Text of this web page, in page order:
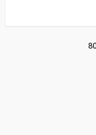
تحت بارگذاری لرزه...
گرمایش از کف و...